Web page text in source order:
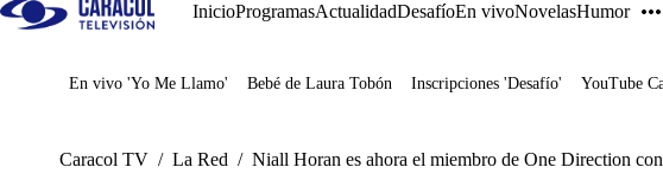
InicioProgramasActualidadDesafíoEn vivoNovelasHumor
Juegos
En vivo 'Yo Me Llamo' Bebé de Laura Tobón Inscripciones 'Desafío' YouTube
Caracol TV / La Red / Niall Horan es ahora el miembro de One Direction